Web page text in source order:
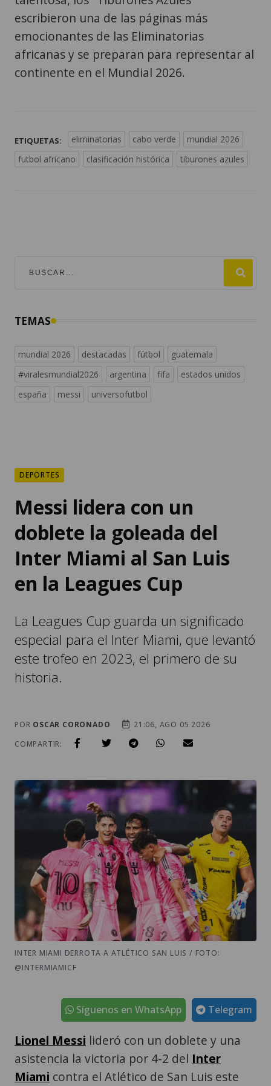
escribieron una de las páginas más
emocionantes de las Eliminatorias
africanas y se preparan para representar al
continente en el Mundial 2026.
ETIQUETAS: eliminatorias cabo verde
mundial 2026
futbol africano
clasificación histórica tiburones azules
TEMAS
mundial 2026 destacadas fútbol
guatemala
#viralesmundial2026
argentina fifa
estados unidos
españa
messi universofutbol
DEPORTES
Messi lidera con un
doblete la goleada del
Inter Miami al San Luis
en la Leagues Cup
La Leagues Cup guarda un significado
especial para el Inter Miami, que levantó
este trofeo en 2023, el primero de su
historia.
POR OSCAR CORONADO
21:06, AGO 05 2026
COMPARTIR:
INTER MIAMI DERROTA A ATLÉTICO SAN LUIS / FOTO:
@INTERMIAMICF
Telegram
Síguenos en WhatsApp
Lionel Messi lideró con un doblete y una
asistencia la victoria por 4-2 del Inter
Miami contra el Atlético de San Luis este